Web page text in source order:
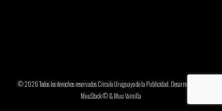
© 2026 Todos los derechos reservados Círculo Uruguayo de la Publicidad. Desarrollado por
MuuStack ©&Muu Vainilla